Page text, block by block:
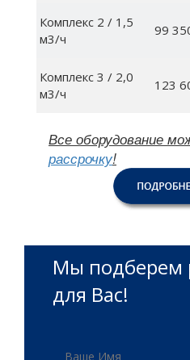
Комплекс 2 / 1,5
м3/ч
99
Комплекс 3 / 2,0
м3/ч
123
Все оборудование
рассрочку!
Мы подберем
для Вас!